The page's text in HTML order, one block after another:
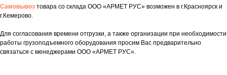
Самовывоз товара со склада ООО «АРМЕТ РУС» возможен в г.Красноярск и
г.Кемерово.
Для согласования времени отгрузки, а также организации при необходимости
работы грузоподъемного оборудования просим Вас предварительно
связаться с менеджерами ООО «АРМЕТ РУС».
Укажите номер телефона и ваше имя.
Мы свяжемся с вами сегодня в рабочее